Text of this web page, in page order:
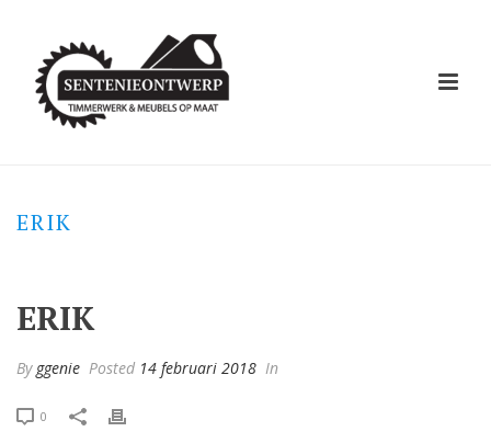
ERIK
ERIK
By ggenie Posted 14 februari 2018 In
0